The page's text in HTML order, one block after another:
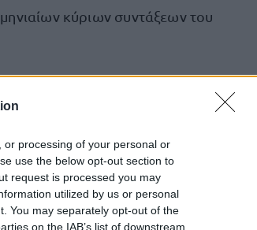
processing of your personal or
use the below opt-out section to
request is processed you may
utilized by us or personal
You may separately opt-out of the
on the IAB’s list of downstream
κύριων συντάξεων του